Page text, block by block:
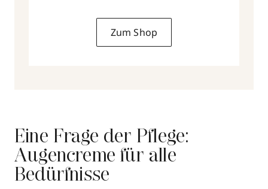
Zum Shop
Eine Frage der Pflege:
Augencreme für alle
Bedürfnisse